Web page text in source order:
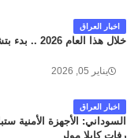
كان سبب الحادث يعود لتصادم
تابعة لشركة الهلال الماسكة
سائلين الله عز وجل ان يتغمد
اخبار العراق
خلال هذا العام 2026 .. بدء بتشغيل ميناء الفاو الكبير .
يناير 05, 2026
اخبار العراق
السوداني: الأجهزة الأمنية
رفات كايلا مولر